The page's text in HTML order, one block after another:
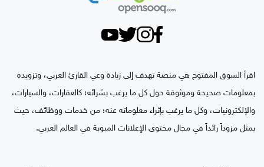
اقرأ السوق المفتوح هي منصة تهدف إلى زيادة وعي القارئ العربي، وتزويده
بمعلومات صحيحة وموثوقة حول كل ما يرغب بشرائه؛ كالعقارات، والسيارات،
والإلكترونيات، وكل ما يرغب بإثراء معلوماته عنه؛ من خدمات ووظائف، حيث
يمثل مزوداً رائداً في مجال محتوى الإعلانات المبوبة في العالم العربي.